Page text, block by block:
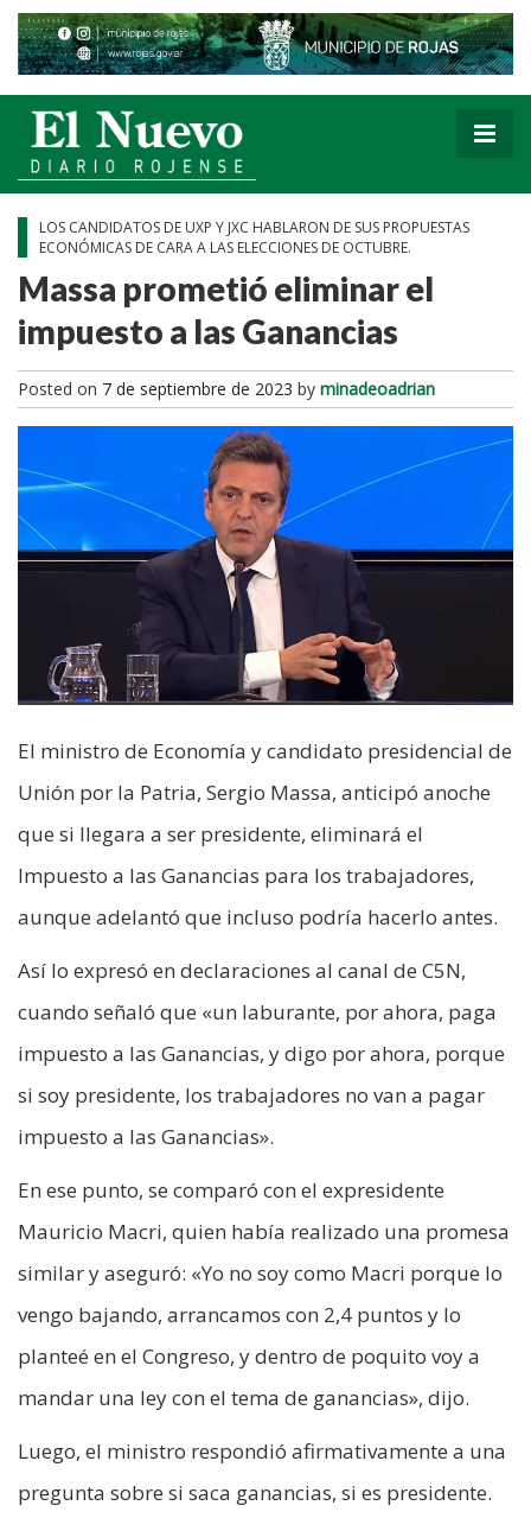
LOS CANDIDATOS DE UXP Y JXC HABLARON DE SUS PROPUESTAS
ECONÓMICAS DE CARA A LAS ELECCIONES DE OCTUBRE.
Massa prometió eliminar el
impuesto a las Ganancias
Posted on 7 de septiembre de 2023 by minadeoadrian
El ministro de Economía y candidato presidencial de
Unión por la Patria, Sergio Massa, anticipó anoche
que si llegara a ser presidente, eliminará el
Impuesto a las Ganancias para los trabajadores,
aunque adelantó que incluso podría hacerlo antes.
Así lo expresó en declaraciones al canal de C5N,
cuando señaló que «un laburante, por ahora, paga
impuesto a las Ganancias, y digo por ahora, porque
si soy presidente, los trabajadores no van a pagar
impuesto a las Ganancias».
En ese punto, se comparó con el expresidente
Mauricio Macri, quien había realizado una promesa
similar y aseguró: «Yo no soy como Macri porque lo
vengo bajando, arrancamos con 2,4 puntos y lo
planteé en el Congreso, y dentro de poquito voy a
mandar una ley con el tema de ganancias», dijo.
Luego, el ministro respondió afirmativamente a una
pregunta sobre si saca ganancias, si es presidente.